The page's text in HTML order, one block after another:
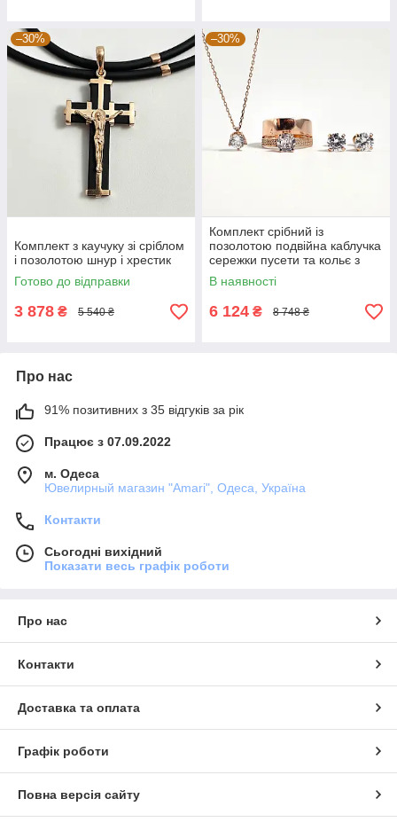
–30%
Комплект з каучуку зі сріблом
і позолотою шнур і хрестик
Готово до відправки
3 878 ₴ 5 540 ₴
–30%
Комплект срібний із
позолотою подвійна каблучка
сережки пусети та кольє з
білими фіанітами
В наявності
6 124 ₴ 8 748 ₴
Про нас
91% позитивних з 35 відгуків за рік
Працює з 07.09.2022
м. Одеса
Ювелирный магазин "Amari", Одеса, Україна
Контакти
Сьогодні вихідний
Показати весь графік роботи
Про нас
Контакти
Доставка та оплата
Графік роботи
Повна версія сайту